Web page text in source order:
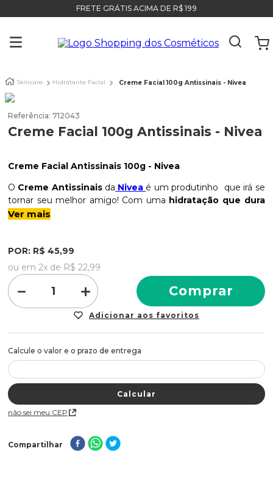
FRETE GRÁTIS ACIMA DE R$ 199
Skincare Hidratante Facial Creme Facial 100g Antissinais - Nivea
Referência: 712043
Creme Facial 100g Antissinais - Nivea
Creme Facial Antissinais 100g - Nivea
O Creme Antissinais da Nivea é um produtinho que irá se
tornar seu melhor amigo! Com uma hidratação que dura
até 30hr
que agem como
proporcionando uma
oleosidade.
Indicação: Para todos os tipos de pele.
Modo de usar: Com a pele limpa aplique uma pequena
quantidade do creme sobre o rosto e massageie com
movimentos circulares.
Ver mais
POR: R$ 45,99
ou em 2x de R$ 22,99
＋
－ Comprar
Não sei meu CEP
Compartilhar